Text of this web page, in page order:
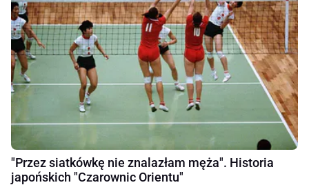
"Przez siatkówkę nie znalazłam męża". Historia
japońskich "Czarownic Orientu"